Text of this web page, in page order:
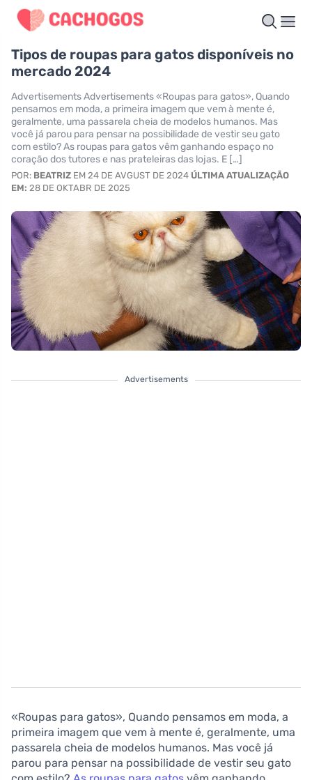
Tipos de roupas para gatos disponíveis no
mercado 2024
Advertisements Advertisements «Roupas para gatos», Quando
pensamos em moda, a primeira imagem que vem à mente é,
geralmente, uma passarela cheia de modelos humanos. Mas
você já parou para pensar na possibilidade de vestir seu gato
com estilo? As roupas para gatos vêm ganhando espaço no
coração dos tutores e nas prateleiras das lojas. E […]
POR: BEATRIZ EM 24 DE AVGUST DE 2024 ÚLTIMA ATUALIZAÇÃO
EM: 28 DE OKTABR DE 2025
Advertisements
«Roupas para gatos», Quando pensamos em moda, a
primeira imagem que vem à mente é, geralmente, uma
passarela cheia de modelos humanos. Mas você já
parou para pensar na possibilidade de vestir seu gato